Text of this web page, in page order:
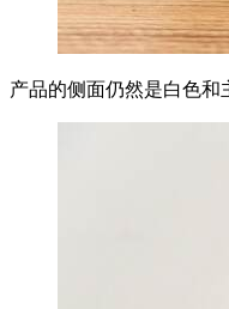
产品的侧面仍然是白色和